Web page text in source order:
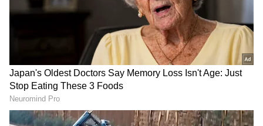
Related Articles
Bengaluru: ಹೆಬ್ಬಾಳ-ಸಿಲ್ಕ್‌ ಬೋರ್ಡ್‌ ಜಂಕ್ಷನ್‌ ಸುರಂಗ
Bengaluru: ಕುರಿ ಮಟನ್
ಬದಲಾಗಿ ದನದ ಮಾಂಸ ನೀಡ್ತಿದ್ದ
ರೆಸ್ಟೋರೆಂಟ್‌ಗೆ ಬೀಗ; ಇಬ್ಬರ
ಬಂಧನ
ಸಾಯಲೆತ್ನಿಸಿದ ಪತ್ನಿ ಬದುಕುಳಿದ್ರೂ
ಏನಿದು ಪ್ರಕರಣ?